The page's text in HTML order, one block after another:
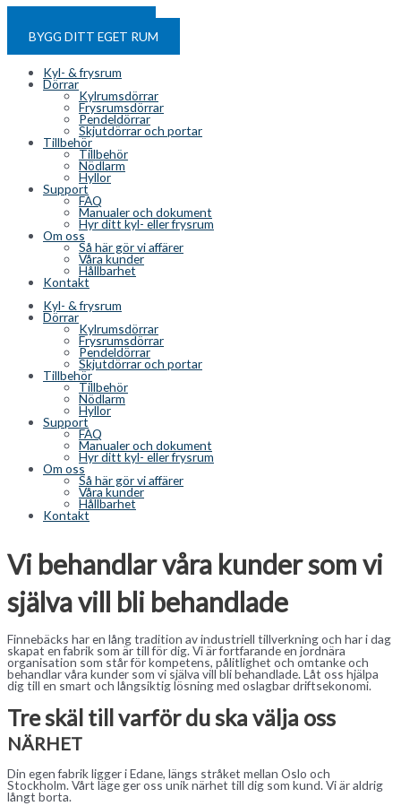
BYGG DITT EGET RUM
Kyl- & frysrum
Dörrar
Kylrumsdörrar
Frysrumsdörrar
Pendeldörrar
Skjutdörrar och portar
Tillbehör
Tillbehör
Nödlarm
Hyllor
Support
FAQ
Manualer och dokument
Hyr ditt kyl- eller frysrum
Om oss
Så här gör vi affärer
Våra kunder
Hållbarhet
Kontakt
Kyl- & frysrum
Dörrar
Kylrumsdörrar
Frysrumsdörrar
Pendeldörrar
Skjutdörrar och portar
Tillbehör
Tillbehör
Nödlarm
Hyllor
Support
FAQ
Manualer och dokument
Hyr ditt kyl- eller frysrum
Om oss
Så här gör vi affärer
Våra kunder
Hållbarhet
Kontakt
Vi behandlar våra kunder som vi
själva vill bli behandlade
Finnebäcks har en lång tradition av industriell tillverkning och har i dag
skapat en fabrik som är till för dig. Vi är fortfarande en jordnära
organisation som står för kompetens, pålitlighet och omtanke och
behandlar våra kunder som vi själva vill bli behandlade. Låt oss hjälpa
dig till en smart och långsiktig lösning med oslagbar driftsekonomi.
Tre skäl till varför du ska välja oss
NÄRHET
Din egen fabrik ligger i Edane, längs stråket mellan Oslo och
Stockholm. Vårt läge ger oss unik närhet till dig som kund. Vi är aldrig
långt borta.